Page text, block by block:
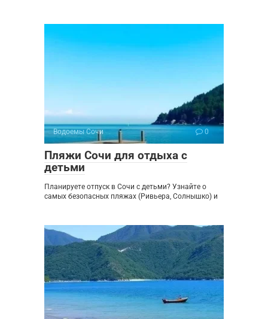
Водоемы Сочи 0
Пляжи Сочи для отдыха с
детьми
Планируете отпуск в Сочи с детьми? Узнайте о
самых безопасных пляжах (Ривьера, Солнышко) и